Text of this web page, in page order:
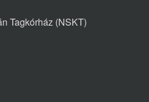
Tagkórház (NSKT)